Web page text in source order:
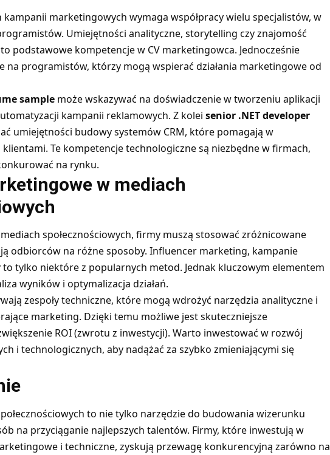
marketingowych wymaga współpracy wielu specjalistów, w
Umiejętności analityczne, storytelling czy znajomość
podstawowe kompetencje w CV marketingowca. Jednocześnie
na programistów, którzy mogą wspierać działania marketingowe od
samplemoże wskazywać na doświadczenie w tworzeniu aplikacji
kampanii reklamowych. Z kolei senior .NET developer
umiejętności budowy systemów CRM, które pomagają w
Te kompetencje technologiczne są niezbędne w firmach,
na rynku.
w mediach
społecznościowych, firmy muszą stosować zróżnicowane
odbiorców na różne sposoby. Influencer marketing, kampanie
tylko niektóre z popularnych metod. Jednak kluczowym elementem
wyników i optymalizacja działań.
zespoły techniczne, które mogą wdrożyć narzędzia analityczne i
marketing. Dzięki temu możliwe jest skuteczniejsze
ROI (zwrotu z inwestycji). Warto inwestować w rozwój
i technologicznych, aby nadążać za szybko zmieniającymi się
to nie tylko narzędzie do budowania wizerunku
na przyciąganie najlepszych talentów. Firmy, które inwestują w
i techniczne, zyskują przewagę konkurencyjną zarówno na